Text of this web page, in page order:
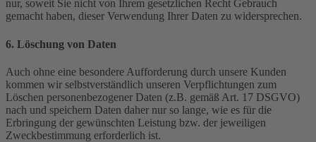
nur, soweit Sie nicht von Ihrem gesetzlichen Recht Gebrauch
gemacht haben, dieser Verwendung Ihrer Daten zu widersprechen.
6. Löschung von Daten
Auch ohne eine besondere Aufforderung durch unsere Kunden
kommen wir selbstverständlich unseren Verpflichtungen zum
Löschen personenbezogener Daten (z.B. gemäß Art. 17 DSGVO)
nach und speichern Daten daher nur so lange, wie es für die
Erbringung der gewünschten Leistung bzw. der jeweiligen
Zweckbestimmung erforderlich ist.